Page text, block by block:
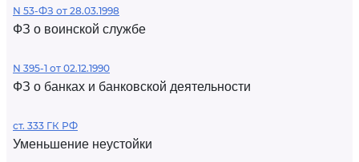
N 53-ФЗ от 28.03.1998
ФЗ о воинской службе
N 395-1 от 02.12.1990
ФЗ о банках и банковской деятельности
ст. 333 ГК РФ
Уменьшение неустойки